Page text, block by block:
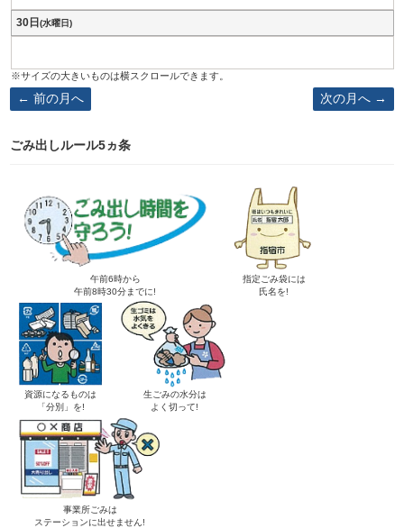
30日 (水曜日)
前の月へ 次の月へ
ごみ出しルール5ヵ条
午前6時から
午前8時30分までに!
指定ごみ袋には
氏名を!
資源になるものは
「分別」を!
生ごみの水分は
よく切って!
事業所ごみは
ステーションに出せません!